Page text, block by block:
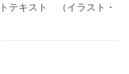
テキスト （イラスト・